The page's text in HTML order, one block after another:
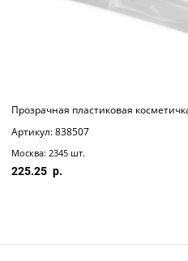
Прозрачная пластиковая
Артикул: 838507
Москва: 2345 шт.
225.25